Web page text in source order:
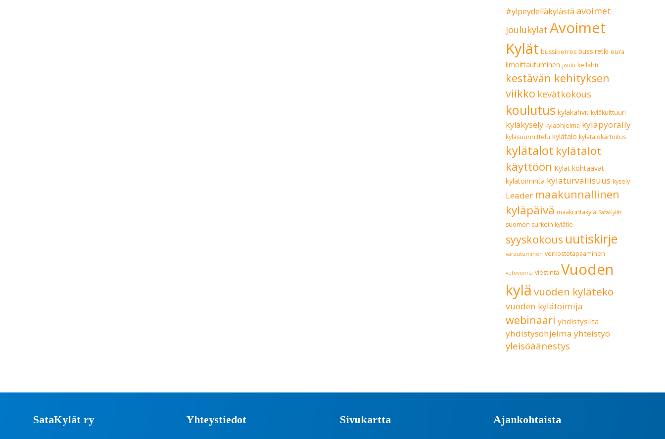
#ylpeydelläkylästä avoimet
joulukylät Avoimet
Kylät bussikierros bussiretki eura
ilmoittautuminen joulu kellahti
kestävän kehityksen
viikko kevätkokous
koulutus kyläkahvit kyläkulttuuri
kyläkysely kyläohjelma kyläpyöräily
kyläsuunnittelu kylätalo kylätalokartoitus
kylätalot kylätalot
käyttöön Kylät kohtaavat
kylätoiminta kyläturvallisuus kysely
Leader maakunnallinen
kyläpäivä maakuntakylä SataKylät
suomen surkein kylätie
syyskokous uutiskirje
varautuminen verkostotapaaminen
vetovoima viestintä Vuoden
kylä vuoden kyläteko
vuoden kylätoimija
webinaari yhdistysilta
yhdistysohjelma yhteistyö
yleisöäänestys
SataKylät ry Yhteystiedot Sivukartta Ajankohtaista